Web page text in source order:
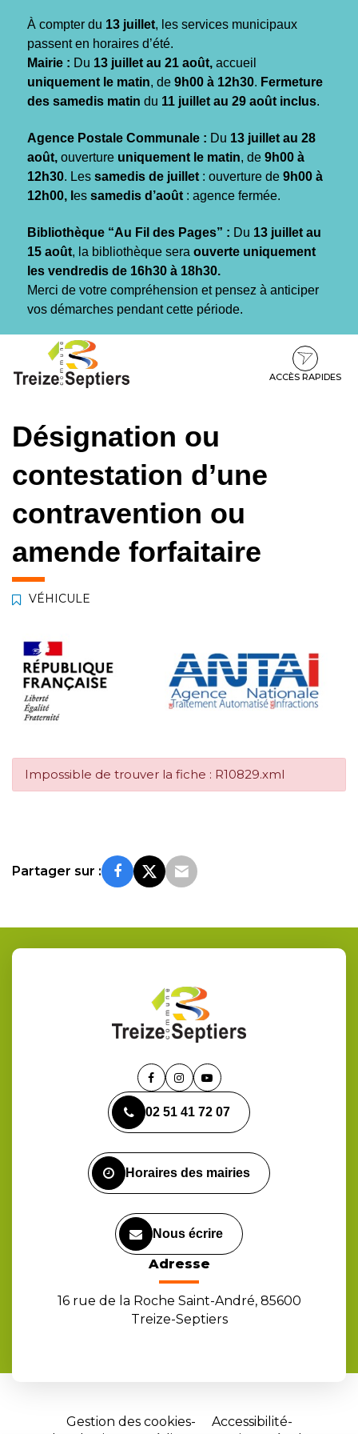
À compter du 13 juillet, les services municipaux
passent en horaires d’été.
Mairie : Du 13 juillet au 21 août, accueil
uniquement le matin, de 9h00 à 12h30. Fermeture
des samedis matin du 11 juillet au 29 août inclus.
Agence Postale Communale : Du 13 juillet au 28
août, ouverture uniquement le matin, de 9h00 à
12h30. Les samedis de juillet : ouverture de 9h00 à
12h00, l es samedis d’août : agence fermée.
Bibliothèque “Au Fil des Pages” : Du 13 juillet au
15 août, la bibliothèque sera ouverte uniquement
les vendredis de 16h30 à 18h30.
Merci de votre compréhension et pensez à anticiper
vos démarches pendant cette période.
contenu
pied
ACCÈS RAPIDES
Désignation ou
contestation d’une
contravention ou
amende forfaitaire
VÉHICULE
Impossible de trouver la fiche : R10829.xml
Partager sur :
Lien
le
compte
Lien
le
compte
Lien
la
chaîne
02 51 41 72 07
Horaires des mairies
Nous écrire
Adresse
16 rue de la Roche Saint-André, 85600
Treize-Septiers
Gestion des cookies
Accessibilité